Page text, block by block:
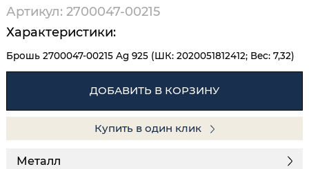
Артикул: 2700047-00215
Характеристики:
Брошь 2700047-00215 Ag 925 (ШК: 2020051812412; Вес: 7,32)
ДОБАВИТЬ В КОРЗИНУ
Купить в один клик
Металл